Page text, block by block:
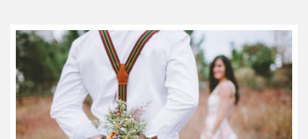
de
sacs
vegan
:
7
alternatives
éco-
responsables
au
cuir